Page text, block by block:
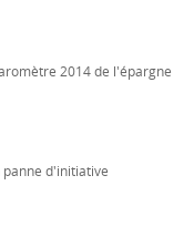
2014 de l'épargne
panne d'initiative